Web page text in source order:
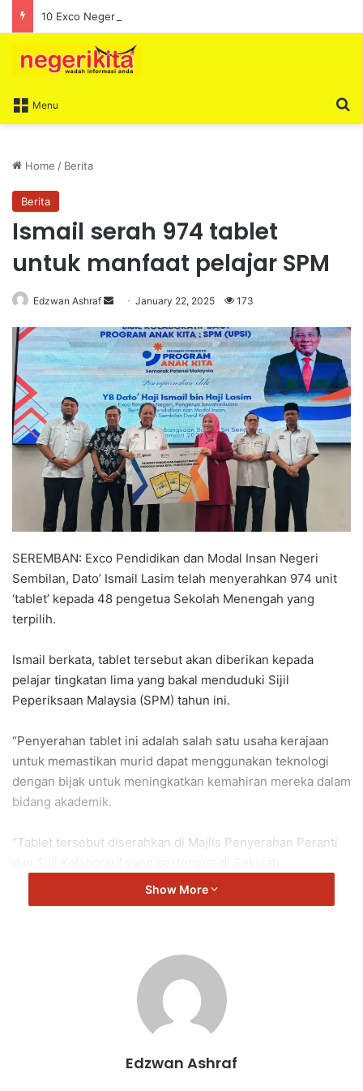
Menu
Home / Berita
Berita
Ismail serah 974 tablet
untuk manfaat pelajar SPM
Edzwan Ashraf
n
d
a
n
e
m
a
i
January 22, 2025 173
SEREMBAN: Exco Pendidikan dan Modal Insan Negeri
Sembilan, Dato’ Ismail Lasim telah menyerahkan 974 unit
‘tablet’ kepada 48 pengetua Sekolah Menengah yang
terpilih.
Ismail berkata, tablet tersebut akan diberikan kepada
pelajar tingkatan lima yang bakal menduduki Sijil
Peperiksaan Malaysia (SPM) tahun ini.
“Penyerahan tablet ini adalah salah satu usaha kerajaan
untuk memastikan murid dapat menggunakan teknologi
dengan bijak untuk meningkatkan kemahiran mereka dalam
bidang akademik.
“Tablet tersebut diserahkan di Majlis Penyerahan Peranti
Kebangsaan Bandar Sri Sendayan,” kata Ismail.
Show More
Edzwan Ashraf